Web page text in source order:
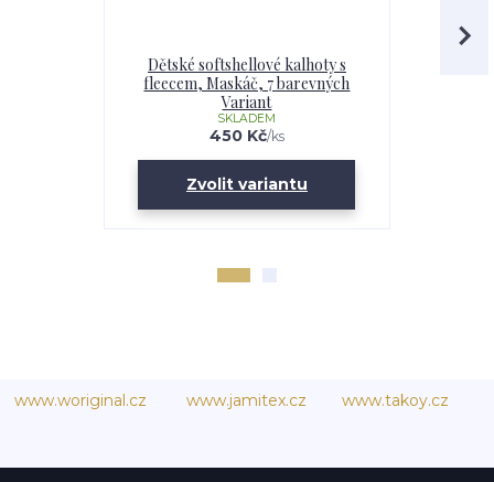
Dětské softshellové kalhoty s
fleecem, Maskáč, 7 barevných
Variant
450 Kč/ks
SKLADEM
Zvolit variantu
www.woriginal.cz www.jamitex.cz www.takoy.cz